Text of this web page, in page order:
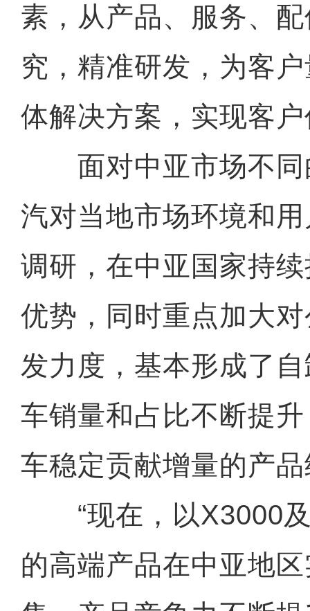
素，从产品、服务、
究，精准研发，为客
体解决方案，实现客
面对中亚市场不同
汽对当地市场环境和
调研，在中亚国家持
优势，同时重点加大
发力度，基本形成了
车销量和占比不断提
车稳定贡献增量的产
“现在，以X3000及
的高端产品在中亚地